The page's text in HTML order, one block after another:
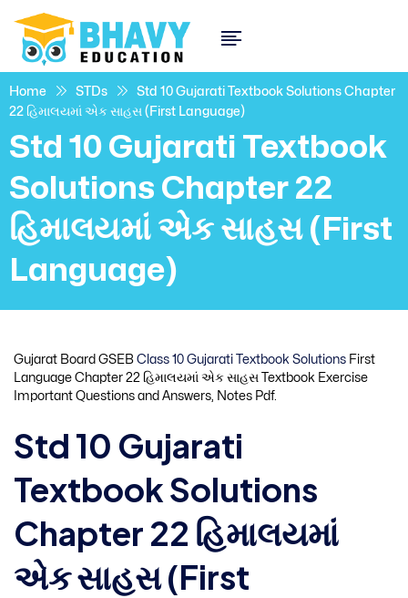
Home STDs
Std 10 Gujarati Textbook Solutions Chapter
22 હિમાલયમાં એક સાહસ (First Language)
Std 10 Gujarati Textbook
Solutions Chapter 22
હિમાલયમાં એક સાહસ (First
Language)
Gujarat Board GSEB Class 10 Gujarati Textbook Solutions First
Language Chapter 22 હિમાલયમાં એક સાહસ Textbook Exercise
Important Questions and Answers, Notes Pdf.
Std 10 Gujarati
Textbook Solutions
Chapter 22 હિમાલયમાં
એક સાહસ (First